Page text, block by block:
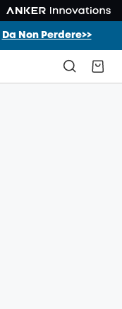
Da Non Perdere>>